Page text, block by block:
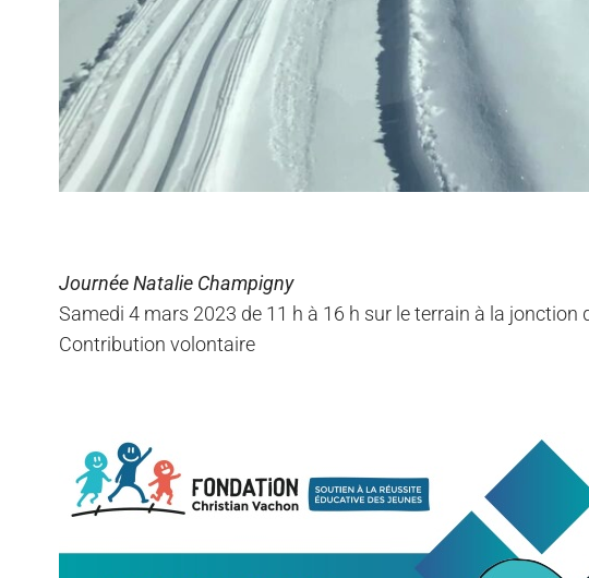
Journée Natalie Champigny
Samedi 4 mars 2023 de 11 h à 16 h sur le terrain à la jonction
Contribution volontaire